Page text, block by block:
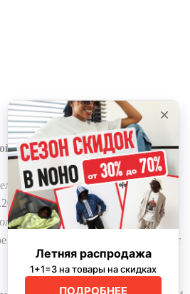
ответственностью “Нохо
о гос. регистрации №
комитетом.
Республики Беларусь: № 778224 от